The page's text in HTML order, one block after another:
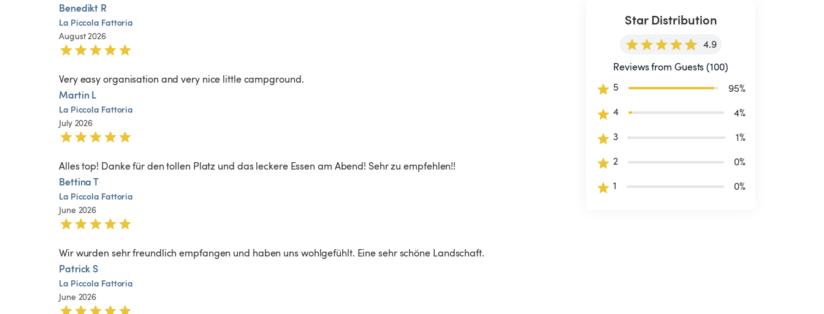
Benedikt R
La Piccola Fattoria
August 2026
Very easy organisation and very nice little campground.
Martin L
La Piccola Fattoria
July 2026
Alles top! Danke für den tollen Platz und das leckere Essen am Abend! Sehr zu empfehlen!!
Bettina T
La Piccola Fattoria
June 2026
Wir wurden sehr freundlich empfangen und haben uns wohlgefühlt. Eine sehr schöne Landschaft.
Patrick S
La Piccola Fattoria
June 2026
Star Distribution
4.9
Reviews from Guests (100)
5
95%
4
4%
3
1%
2
0%
1
0%